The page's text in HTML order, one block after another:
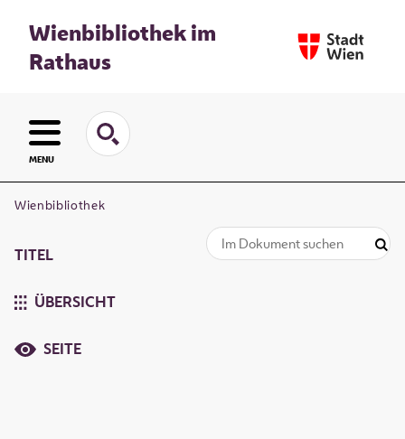
Wienbibliothek im
Rathaus
MENU
Wienbibliothek
TITEL
ÜBERSICHT
SEITE